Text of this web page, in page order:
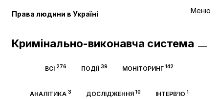
Меню
Права людини в Україні
Кримінально-виконавча система
ВСІ276 ПОДІЇ39 МОНІТОРИНГ142
АНАЛІТИКА 3 ДОСЛІДЖЕННЯ10 ІНТЕРВ’Ю 1